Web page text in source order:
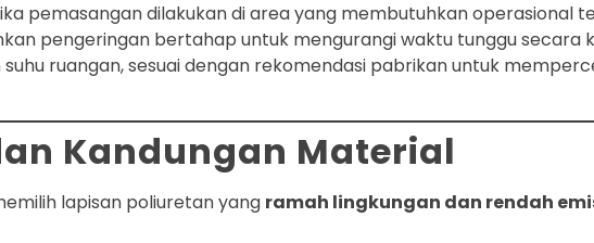
pemasangan dilakukan di area yang membutuhkan operasional
pengeringan bertahap untuk mengurangi waktu tunggu secara
ruangan, sesuai dengan rekomendasi pabrikan untuk
Kandungan Material
lapisan poliuretan yang ramah lingkungan dan rendah